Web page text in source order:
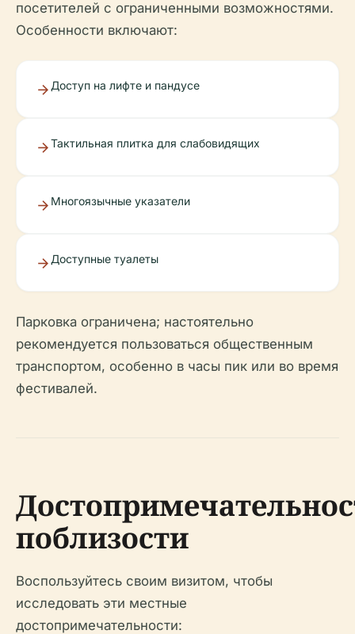
посетителей с ограниченными возможностями.
Особенности включают:
Доступ на лифте и пандусе
Тактильная плитка для слабовидящих
Многоязычные указатели
Доступные туалеты
Парковка ограничена; настоятельно
рекомендуется пользоваться общественным
транспортом, особенно в часы пик или во время
фестивалей.
поблизости
Воспользуйтесь своим визитом, чтобы
исследовать эти местные
достопримечательности: